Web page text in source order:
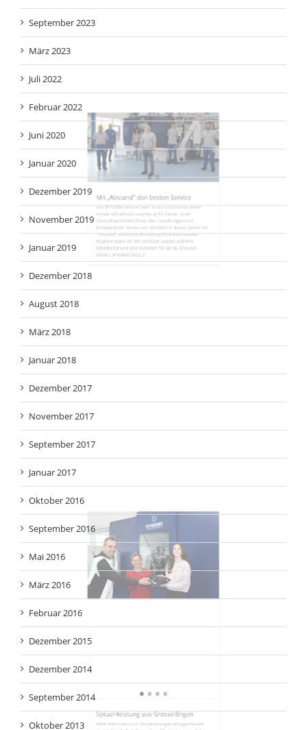
Mit „Abstand“ den besten Service
Das WINEMA Service Team ist auch in Corona Zeiten
immer schnell und zuverlässig für Sie da. Unser
Serviceteam bietet Ihnen den zuverlässigen und
"Abstand" und unter Einhaltung Ihrer individuellen
Hygieneregeln an. Wir schützen unsere und Ihre
Mitarbeiter und sind trotzdem für Sie da. Unseren
Service erreichen Sie [...]